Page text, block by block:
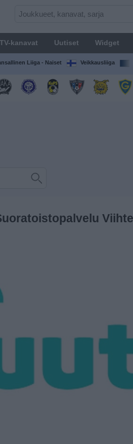
TV-kanavat Uutiset Widget
Liiga - Naiset Veikkausliiga